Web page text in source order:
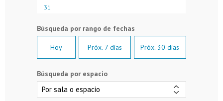
31
Hoy Próx. 7 días Próx. 30 días
Búsqueda por espacio